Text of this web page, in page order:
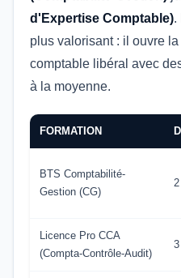
d'Expertise Comptable).
plus valorisant : il ouvre
comptable libéral avec
à la moyenne.
FORMATION
BTS Comptabilité-
Gestion (CG)
Licence Pro CCA
(Compta-Contrôle-Audit)